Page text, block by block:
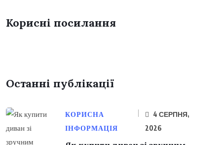
Корисні посилання
Останні публікації
КОРИСНА
ІНФОРМАЦІЯ
4 СЕРПНЯ,
2026